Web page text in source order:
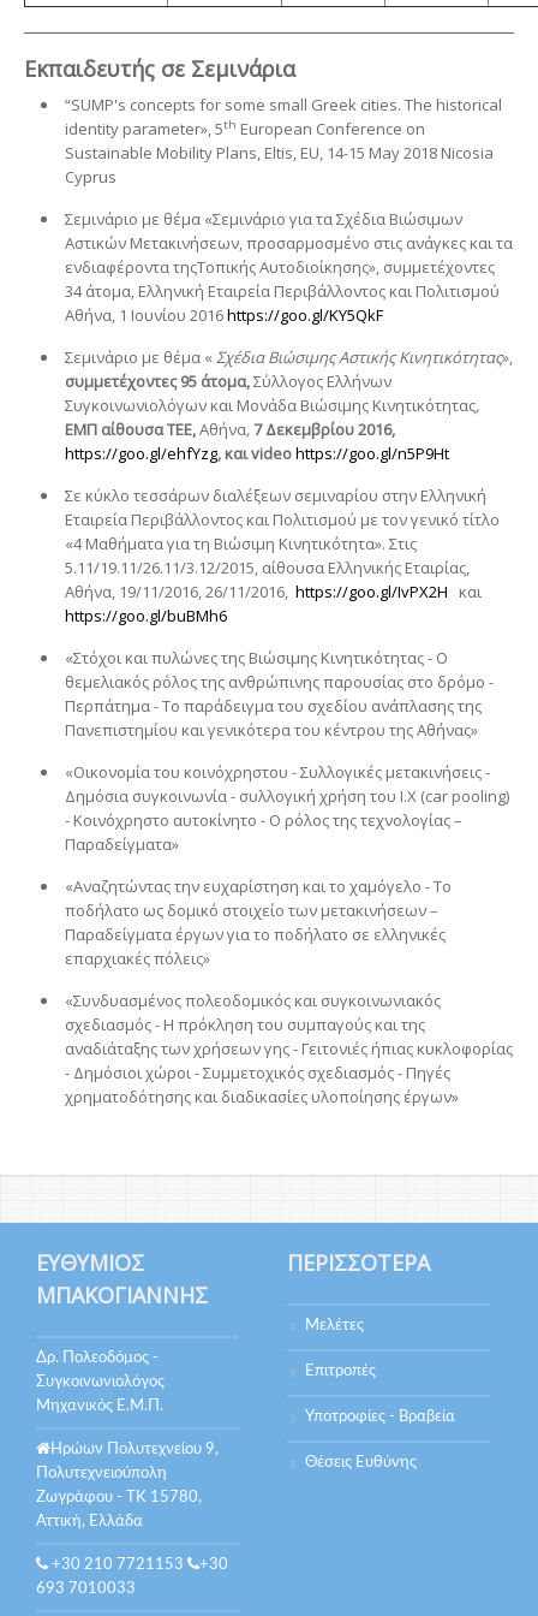
Εκπαιδευτής σε Σεμινάρια
“SUMP's concepts for some small Greek cities. The historical
identity parameter», 5th European Conference on
Sustainable Mobility Plans, Eltis, EU, 14-15 May 2018 Nicosia
Cyprus
Σεμινάριο με θέμα «Σεμινάριο για τα Σχέδια Βιώσιμων
Αστικών Μετακινήσεων, προσαρμοσμένο στις ανάγκες και τα
ενδιαφέροντα τηςΤοπικής Αυτοδιοίκησης», συμμετέχοντες
34 άτομα, Ελληνική Εταιρεία Περιβάλλοντος και Πολιτισμού
Αθήνα, 1 Ιουνίου 2016https://goo.gl/KY5QkF
Σεμινάριο με θέμα «Σχέδια Βιώσιμης Αστικής Κινητικότητας»,
συμμετέχοντες 95 άτομα,Σύλλογος Ελλήνων
Συγκοινωνιολόγων και Μονάδα Βιώσιμης Κινητικότητας,
ΕΜΠ αίθουσα ΤΕΕ,Αθήνα,7 Δεκεμβρίου 2016,
https://goo.gl/ehfYzg, καιvideohttps://goo.gl/n5P9Ht
Σε κύκλο τεσσάρων διαλέξεων σεμιναρίου στην Ελληνική
Εταιρεία Περιβάλλοντος και Πολιτισμού με τον γενικό τίτλο
«4 Μαθήματα για τη Βιώσιμη Κινητικότητα». Στις
5.11/19.11/26.11/3.12/2015, αίθουσα Ελληνικής Εταιρίας,
Αθήνα, 19/11/2016, 26/11/2016, https://goo.gl/IvPX2H και
https://goo.gl/buBMh6
«Στόχοι και πυλώνες της Βιώσιμης Κινητικότητας - Ο
θεμελιακός ρόλος της ανθρώπινης παρουσίας στο δρόμο -
Περπάτημα - Το παράδειγμα του σχεδίου ανάπλασης της
Πανεπιστημίου και γενικότερα του κέντρου της Αθήνας»
«Οικονομία του κοινόχρηστου - Συλλογικές μετακινήσεις -
Δημόσια συγκοινωνία - συλλογική χρήση του Ι.Χ (car pooling)
- Κοινόχρηστο αυτοκίνητο - Ο ρόλος της τεχνολογίας –
Παραδείγματα»
«Αναζητώντας την ευχαρίστηση και το χαμόγελο - Το
ποδήλατο ως δομικό στοιχείο των μετακινήσεων –
Παραδείγματα έργων για το ποδήλατο σε ελληνικές
επαρχιακές πόλεις»
«Συνδυασμένος πολεοδομικός και συγκοινωνιακός
σχεδιασμός - Η πρόκληση του συμπαγούς και της
αναδιάταξης των χρήσεων γης - Γειτονιές ήπιας κυκλοφορίας
- Δημόσιοι χώροι - Συμμετοχικός σχεδιασμός - Πηγές
χρηματοδότησης και διαδικασίες υλοποίησης έργων»
ΕΥΘΎΜΙΟΣ
ΜΠΑΚΟΓΙΆΝΝΗΣ
Δρ. Πολεοδόμος -
Συγκοινωνιολόγος
Μηχανικός Ε.Μ.Π.
Ηρώων Πολυτεχνείου 9,
Πολυτεχνειούπολη
Ζωγράφου - ΤΚ 15780,
Αττική, Ελλάδα
+30 210 7721153
+30
693 7010033
ΠΕΡΙΣΣΌΤΕΡΑ
Μελέτες
Επιτροπές
Υποτροφίες - Βραβεία
Θέσεις Ευθύνης